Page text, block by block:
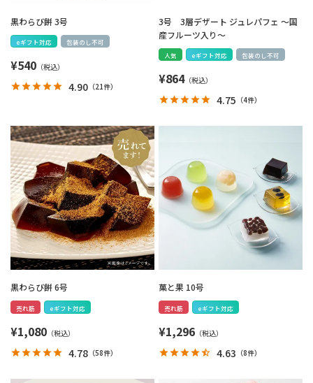
黒わらび餅 3号
eギフト対応 包装のし不可
¥540
4.90 （21件）
3号 3層デザート ジュレパフェ ～国
産フルーツ入り～
人気 eギフト対応 包装のし不可
¥864
4.75 （4件）
黒わらび餅 6号
売れ筋 eギフト対応
¥1,080
4.78 （58件）
菓と果 10号
売れ筋 eギフト対応
¥1,296
4.63 （8件）